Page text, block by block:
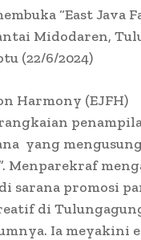
“East Java
Midodaren,
(22/6/2024)
Harmony (EJFH)
yang
Menparekraf
sarana promosi
di
Ia meyakini